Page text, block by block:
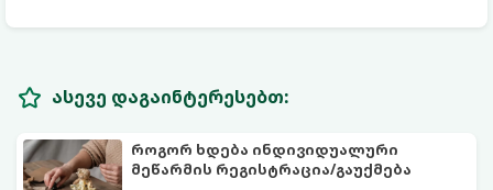
ასევე დაგაინტერესებთ:
როგორ ხდება ინდივიდუალური
მეწარმის რეგისტრაცია/გაუქმება